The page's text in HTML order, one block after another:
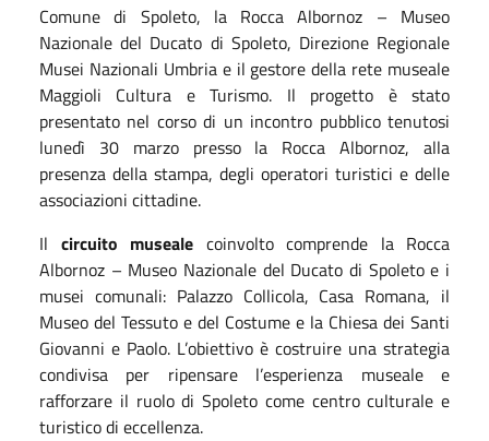
Comune di Spoleto, la Rocca Albornoz – Museo
Nazionale del Ducato di Spoleto, Direzione Regionale
Musei Nazionali Umbria e il gestore della rete museale
Maggioli Cultura e Turismo. Il progetto è stato
presentato nel corso di un incontro pubblico tenutosi
lunedì 30 marzo presso la Rocca Albornoz, alla
presenza della stampa, degli operatori turistici e delle
associazioni cittadine.
Il circuito museale coinvolto comprende la Rocca
Albornoz – Museo Nazionale del Ducato di Spoleto e i
musei comunali: Palazzo Collicola, Casa Romana, il
Museo del Tessuto e del Costume e la Chiesa dei Santi
Giovanni e Paolo. L’obiettivo è costruire una strategia
condivisa per ripensare l’esperienza museale e
rafforzare il ruolo di Spoleto come centro culturale e
turistico di eccellenza.